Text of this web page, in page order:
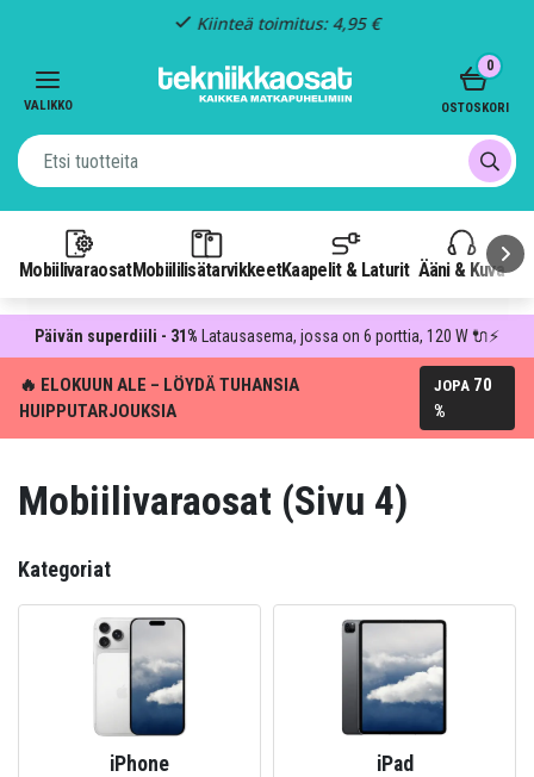
Kiinteä toimitus: 4,95 €
VALIKKO
MobiilivaraosatMobiililisätarvikkeetKaapelit & Laturit Ääni & Kuva
0
OSTOSKORI
Päivän superdiili - 31% Latausasema, jossa on 6 porttia, 120 W 🔌⚡
🔥 ELOKUUN ALE – LÖYDÄ TUHANSIA
HUIPPUTARJOUKSIA
JOPA 70
%
Mobiilivaraosat (Sivu 4)
Kategoriat
iPhone iPad